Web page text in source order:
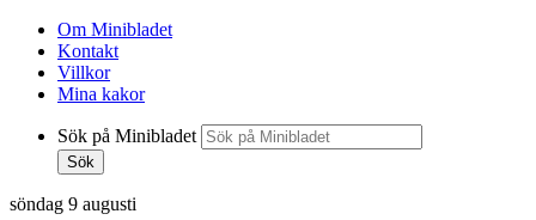
Om Minibladet
Kontakt
Villkor
Mina kakor
Sök på Minibladet
Sök
söndag 9 augusti